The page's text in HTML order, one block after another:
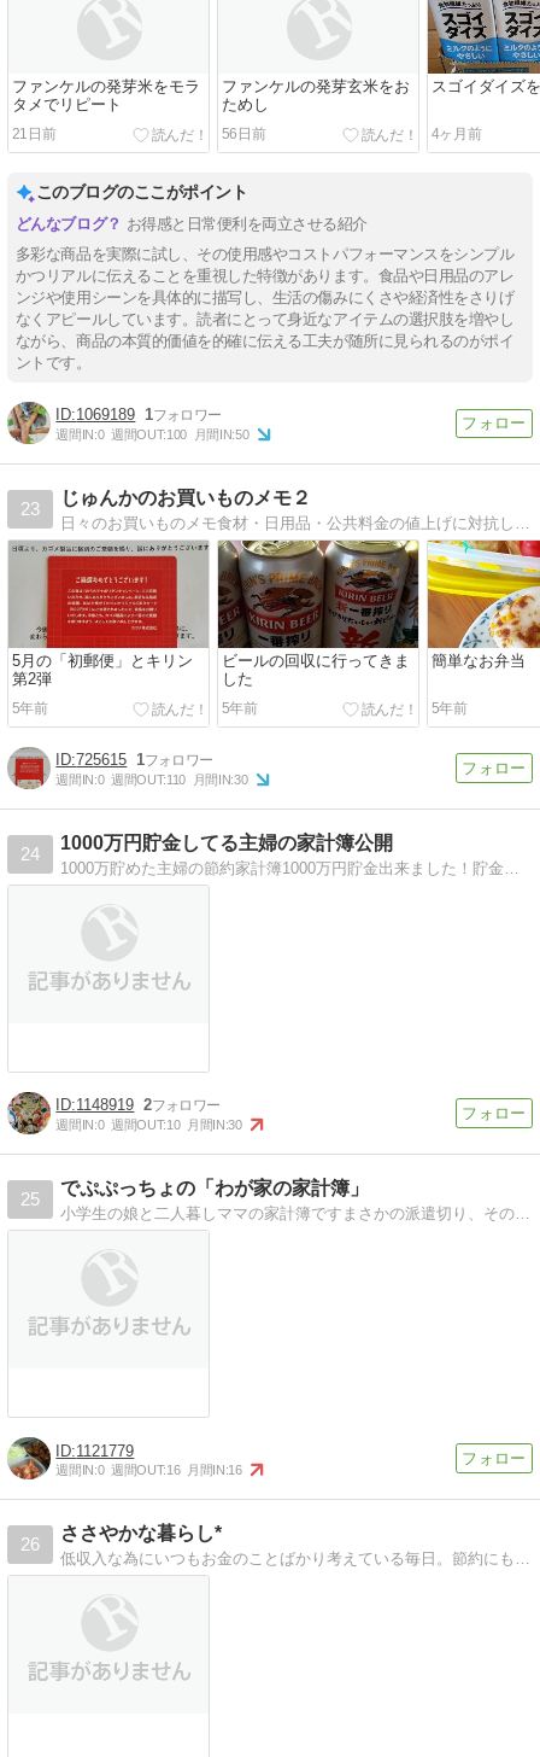
ファンケルの発芽米をモラ
タメでリピート
21日前
ファンケルの発芽玄米をお
ためし
56日前
スゴイダイズ
4ヶ月前
このブログのここがポイント
お得感と日常便利を両立させる紹介
多彩な商品を実際に試し、その使用感やコストパフォーマンスをシンプル
かつリアルに伝えることを重視した特徴があります。食品や日用品のアレ
ンジや使用シーンを具体的に描写し、生活の傷みにくさや経済性をさりげ
なくアピールしています。読者にとって身近なアイテムの選択肢を増やし
ながら、商品の本質的価値を的確に伝える工夫が随所に見られるのがポイ
ントです。
1069189 1
週間IN:0 週間OUT:100 月間IN:50
23
じゅんかのお買いものメモ２
日々のお買いものメモ食材・日用品・公共料金の値上げに対抗して底値でお買いもの
5月の「初郵便」とキリン
第2弾
5年前
ビールの回収に行ってきま
した
5年前
簡単なお弁当
5年前
725615 1
週間IN:0 週間OUT:110 月間IN:30
24
1000万円貯金してる主婦の家計簿公開
1000万貯めた主婦の節約家計簿1000万円貯金出来ました！貯金、節約、副業のことなど。
1148919 2
週間IN:0 週間OUT:10 月間IN:30
25
でぷぷっちょの「わが家の家計簿」
小学生の娘と二人暮しママの家計簿ですまさかの派遣切り、その後はパート勤務だか、給料は半分にダウンした！苦しいです
1121779
週間IN:0 週間OUT:16 月間IN:16
26
ささやかな暮らし*
低収入な為にいつもお金のことばかり考えている毎日。節約にも限界があるけれど頑張って生きたいです。